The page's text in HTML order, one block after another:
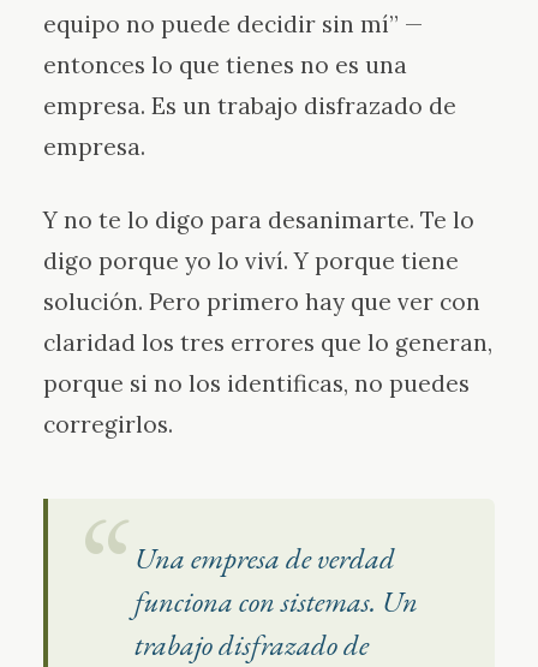
equipo no puede decidir sin mí” —
entonces lo que tienes no es una
empresa. Es un trabajo disfrazado de
empresa.
Y no te lo digo para desanimarte. Te lo
digo porque yo lo viví. Y porque tiene
solución. Pero primero hay que ver con
claridad los tres errores que lo generan,
porque si no los identificas, no puedes
corregirlos.
Una empresa de verdad
funciona con sistemas. Un
trabajo disfrazado de